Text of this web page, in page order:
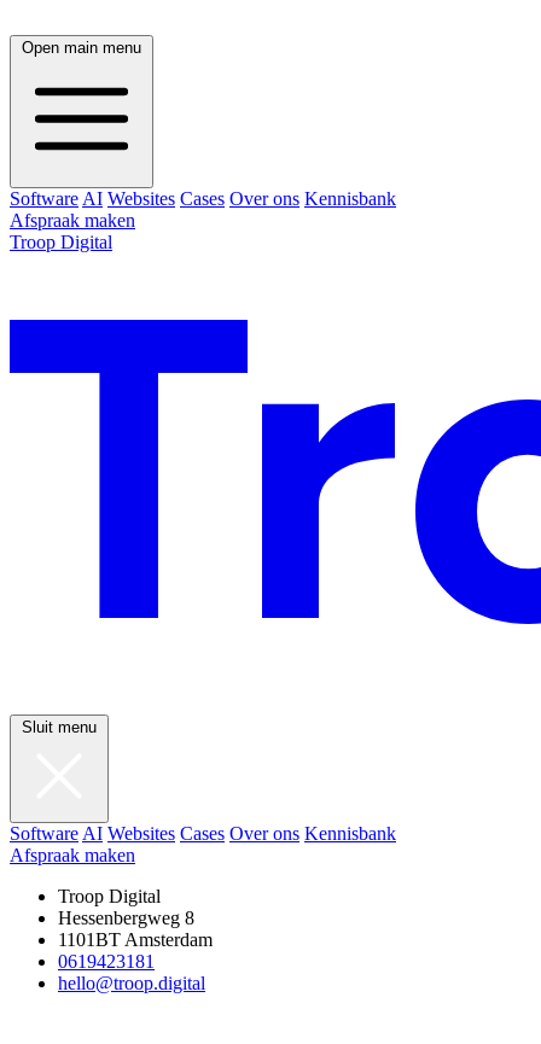
Open main menu
Software AI Websites Cases Over ons Kennisbank
Afspraak maken
Troop Digital
Sluit menu
Software AI Websites Cases Over ons Kennisbank
Afspraak maken
Troop Digital
Hessenbergweg 8
1101BT Amsterdam
0619423181
hello@troop.digital